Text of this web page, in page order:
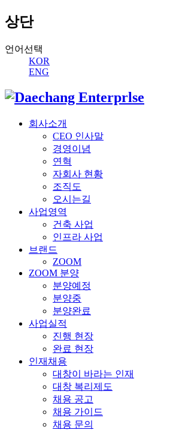
상단
언어선택
KOR
ENG
회사소개
CEO 인사말
경영이념
연혁
자회사 현황
조직도
오시는길
사업영역
건축 사업
인프라 사업
브랜드
ZOOM
ZOOM 분양
분양예정
분양중
분양완료
사업실적
진행 현장
완료 현장
인재채용
대창이 바라는 인재
대창 복리제도
채용 공고
채용 가이드
채용 문의